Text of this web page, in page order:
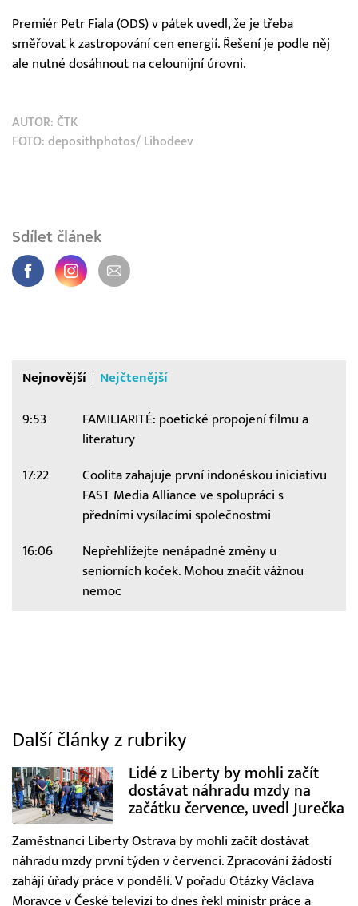
Premiér Petr Fiala (ODS) v pátek uvedl, že je třeba
směřovat k zastropování cen energií. Řešení je podle něj
ale nutné dosáhnout na celounijní úrovni.
AUTOR: ČTK
FOTO: deposithphotos/ Lihodeev
Sdílet článek
Nejnovější Nejčtenější
9:53
FAMILIARITÉ: poetické propojení filmu a
literatury
17:22
Coolita zahajuje první indonéskou iniciativu
FAST Media Alliance ve spolupráci s
předními vysílacími společnostmi
16:06
Nepřehlížejte nenápadné změny u
seniorních koček. Mohou značit vážnou
nemoc
Další články z rubriky
Lidé z Liberty by mohli začít
dostávat náhradu mzdy na
začátku července, uvedl Jurečka
Zaměstnanci Liberty Ostrava by mohli začít dostávat
náhradu mzdy první týden v červenci. Zpracování žádostí
zahájí úřady práce v pondělí. V pořadu Otázky Václava
Moravce v České televizi to dnes řekl ministr práce a